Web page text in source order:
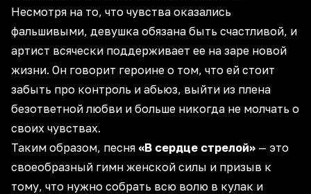
Несмотря на то, что чувства оказались
фальшивыми, девушка обязана быть счастливой, и
артист всячески поддерживает ее на заре новой
жизни. Он говорит героине о том, что ей стоит
забыть про контроль и абьюз, выйти из плена
безответной любви и больше никогда не молчать о
своих чувствах.
Таким образом, песня «В сердце стрелой» — это
своеобразный гимн женской силы и призыв к
тому, что нужно собрать всю волю в кулак и